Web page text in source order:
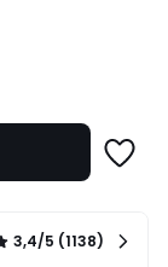
liste
3,4/5 (1138)